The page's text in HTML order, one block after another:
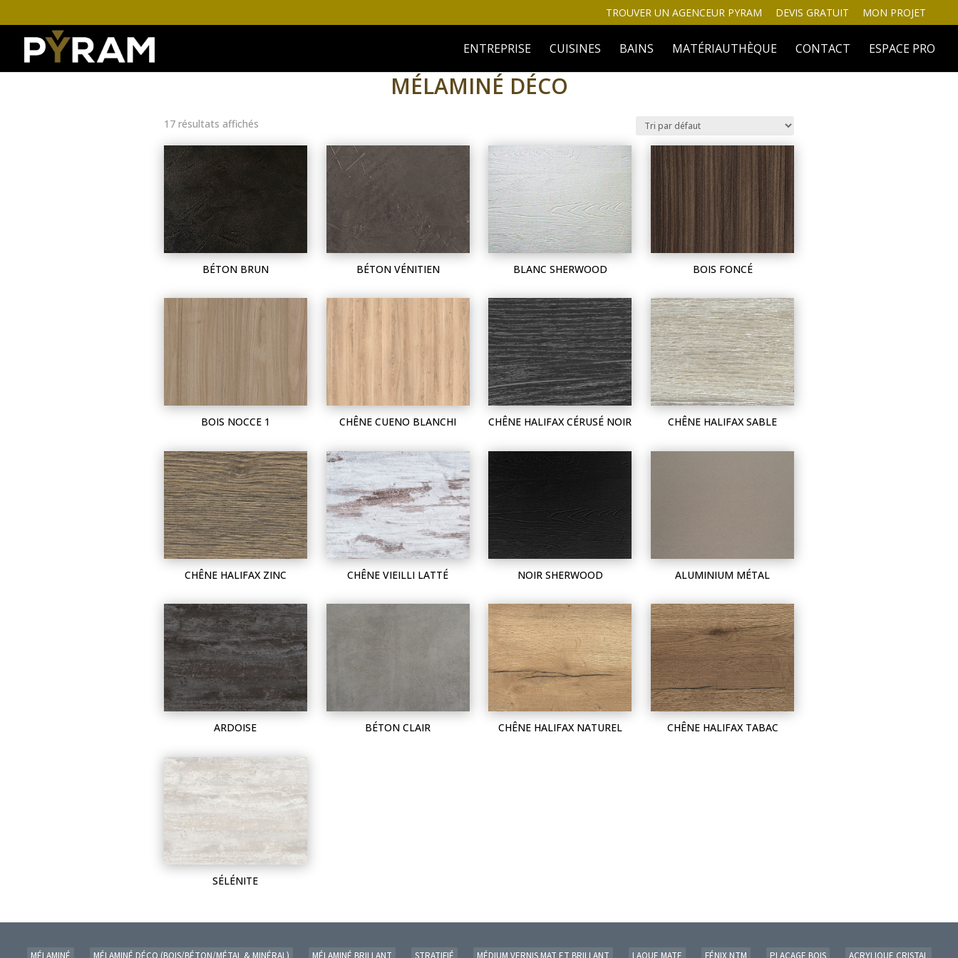
TROUVER UN AGENCEUR PYRAM DEVIS GRATUIT MON PROJET
ENTREPRISE CUISINES BAINS MATÉRIAUTHÈQUE CONTACT ESPACE PRO
MÉLAMINÉ DÉCO
17 résultats affichés
BÉTON BRUN BÉTON VÉNITIEN BLANC SHERWOOD BOIS FONCÉ
BOIS NOCCE 1 CHÊNE CUENO BLANCHI CHÊNE HALIFAX CÉRUSÉ NOIR CHÊNE HALIFAX SABLE
CHÊNE HALIFAX ZINC CHÊNE VIEILLI LATTÉ NOIR SHERWOOD ALUMINIUM MÉTAL
ARDOISE BÉTON CLAIR CHÊNE HALIFAX NATUREL CHÊNE HALIFAX TABAC
SÉLÉNITE
MÉLAMINÉ MÉLAMINÉ DÉCO (BOIS/BÉTON/MÉTAL & MINÉRAL) MÉLAMINÉ BRILLANT STRATIFIÉ MÉDIUM VERNIS MAT ET BRILLANT LAQUE MATE FÉNIX NTM PLACAGE BOIS ACRYLIQUE CRISTAL